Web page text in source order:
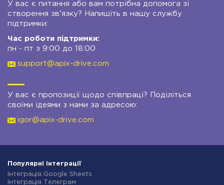
У вас є питання або вам потрібна допомога зі
створення зв'язку? Напишіть в нашу службу
підтримки:
Час роботи підтримки:
пн - пт з 9:00 до 18:00
support@apix-drive.com
У вас є пропозиції щодо співпраці? Поділіться
своїми ідеями з нами за адресою:
igor@apix-drive.com
Популярні інтеграції
Інтеграція Google Sheets
Інтеграція Телеграм